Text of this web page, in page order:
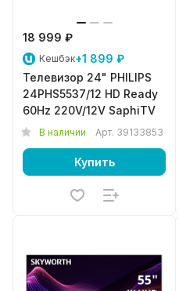
18 999 ₽
Кешбэк+1 899 ₽
Телевизор 24" PHILIPS
24PHS5537/12 HD Ready
60Hz 220V/12V SaphiTV
В наличии Арт. 39133853
Купить